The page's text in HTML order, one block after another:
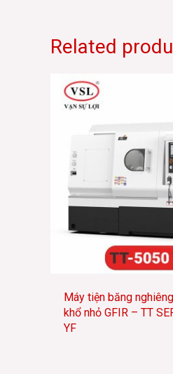
Related
Máy tiện băng
khổ nhỏ GFIR – TT
YF